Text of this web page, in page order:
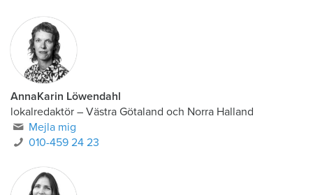
AnnaKarin Löwendahl
lokalredaktör – Västra Götaland och Norra Halland
Mejla mig
010-459 24 23